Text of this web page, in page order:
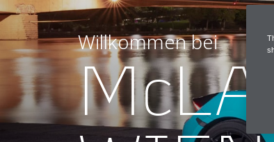
Willkommen bei